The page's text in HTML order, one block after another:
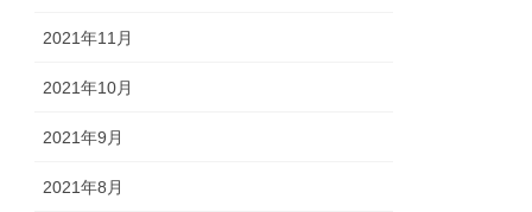
2021年11月
2021年10月
2021年9月
2021年8月